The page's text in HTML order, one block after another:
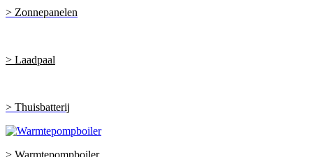
> Zonnepanelen
> Laadpaal
> Thuisbatterij
> Warmtepompboiler